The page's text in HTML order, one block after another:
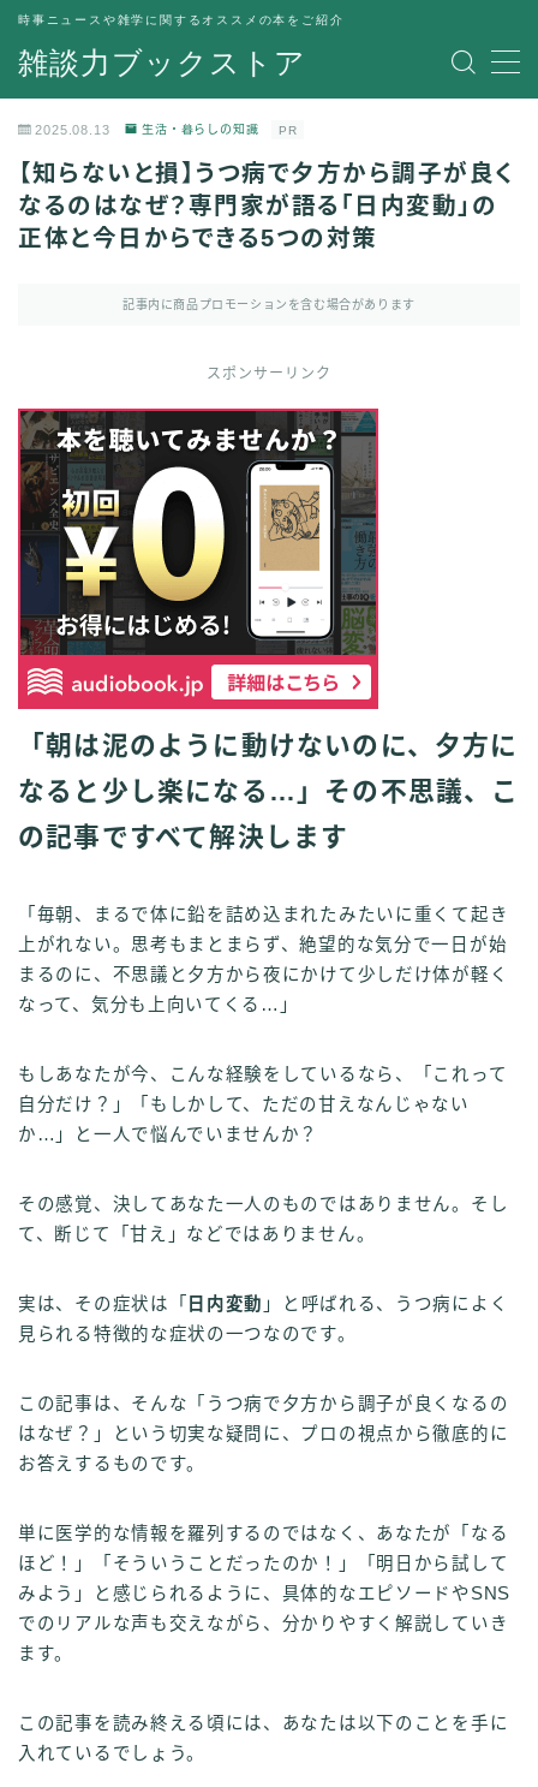
雑談力ブックストア
時事ニュースや雑学に関するオススメの本をご紹介
MENU
運営者情報
2025.08.13 生活・暮らしの知識 PR
【知らないと損】うつ病で夕方から調子が良く
なるのはなぜ？専門家が語る「日内変動」の
正体と今日からできる5つの対策
記事内に商品プロモーションを含む場合があります
スポンサーリンク
「朝は泥のように動けないのに、夕方に
なると少し楽になる…」その不思議、こ
の記事ですべて解決します
「毎朝、まるで体に鉛を詰め込まれたみたいに重くて起き
上がれない。思考もまとまらず、絶望的な気分で一日が始
まるのに、不思議と夕方から夜にかけて少しだけ体が軽く
なって、気分も上向いてくる…」
もしあなたが今、こんな経験をしているなら、「これって
自分だけ？」「もしかして、ただの甘えなんじゃない
か…」と一人で悩んでいませんか？
その感覚、決してあなた一人のものではありません。そし
て、断じて「甘え」などではありません。
実は、その症状は「 日内変動 」と呼ばれる、うつ病によく
見られる特徴的な症状の一つなのです。
この記事は、そんな「うつ病で夕方から調子が良くなるの
はなぜ？」という切実な疑問に、プロの視点から徹底的に
お答えするものです。
単に医学的な情報を羅列するのではなく、あなたが「なる
ほど！」「そういうことだったのか！」「明日から試して
みよう」と感じられるように、具体的なエピソードやSNS
でのリアルな声も交えながら、分かりやすく解説していき
ます。
この記事を読み終える頃には、あなたは以下のことを手に
入れているでしょう。